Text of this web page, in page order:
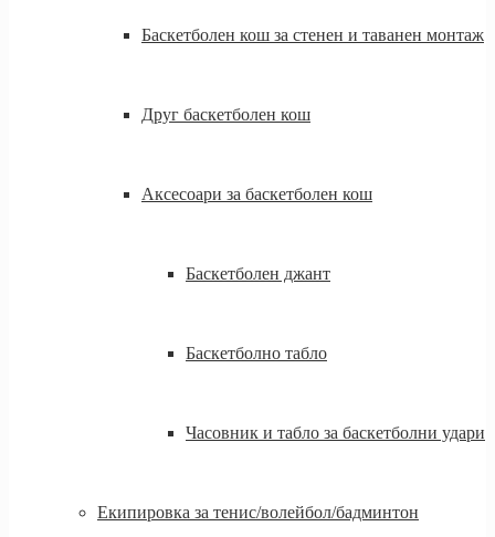
Баскетболен кош за стенен и таванен монтаж
Друг баскетболен кош
Аксесоари за баскетболен кош
Баскетболен джант
Баскетболно табло
Часовник и табло за баскетболни удари
Екипировка за тенис/волейбол/бадминтон